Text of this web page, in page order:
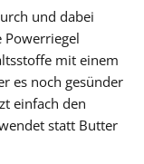
und dabei
Powerriegel
mit einem
es noch gesünder
einfach den
statt Butter